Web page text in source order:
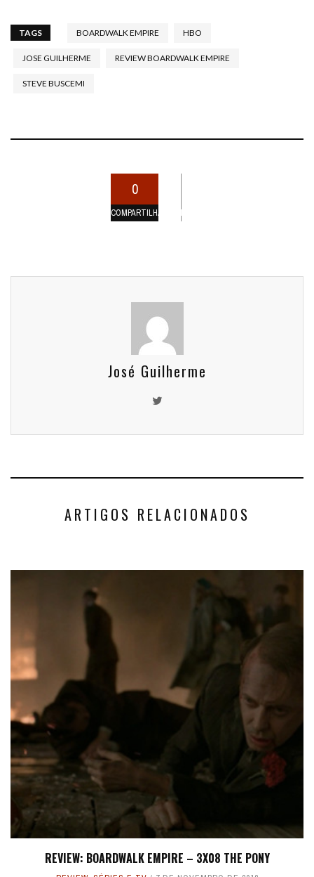
TAGS BOARDWALK EMPIRE HBO
JOSE GUILHERME REVIEW BOARDWALK EMPIRE
STEVE BUSCEMI
0
COMPARTILHAMENTOS
José Guilherme
ARTIGOS RELACIONADOS
REVIEW: BOARDWALK EMPIRE – 3X08 THE PONY